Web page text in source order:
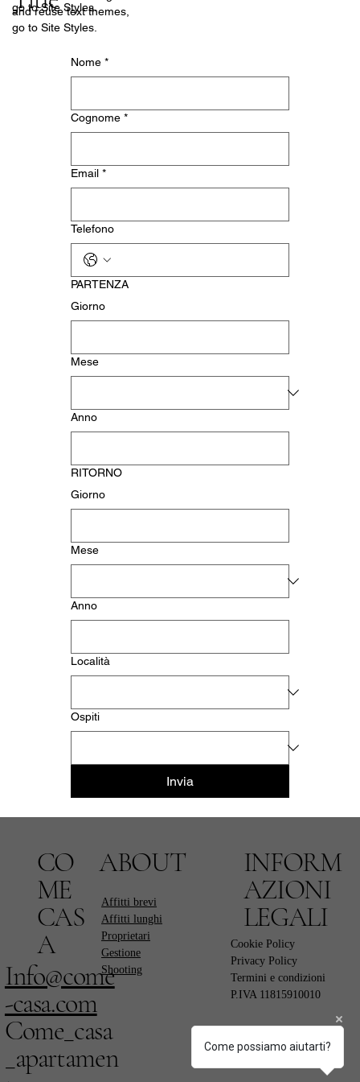
go to Site Styles.
and reuse text themes,
go to Site Styles.
Nome *
Cognome *
Email *
Telefono
PARTENZA
Giorno
Mese
Anno
RITORNO
Giorno
Mese
Anno
Località
Ospiti
Invia
CO
ME
CAS
A
Info@come
-casa.com
Come_casa
_apartamen
ABOUT
Affitti brevi
Affitti lunghi
Proprietari
Gestione
Shooting
INFORM
AZIONI
LEGALI
Cookie Policy
Privacy Policy
Termini e condizioni
P.IVA 11815910010
Come possiamo aiutarti?